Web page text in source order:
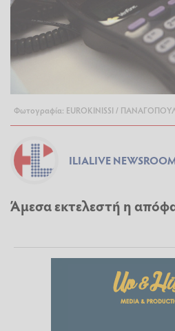
Φωτογραφία: EUROKINISSI /
ILIALIVE
Άμεσα εκτελεστή η